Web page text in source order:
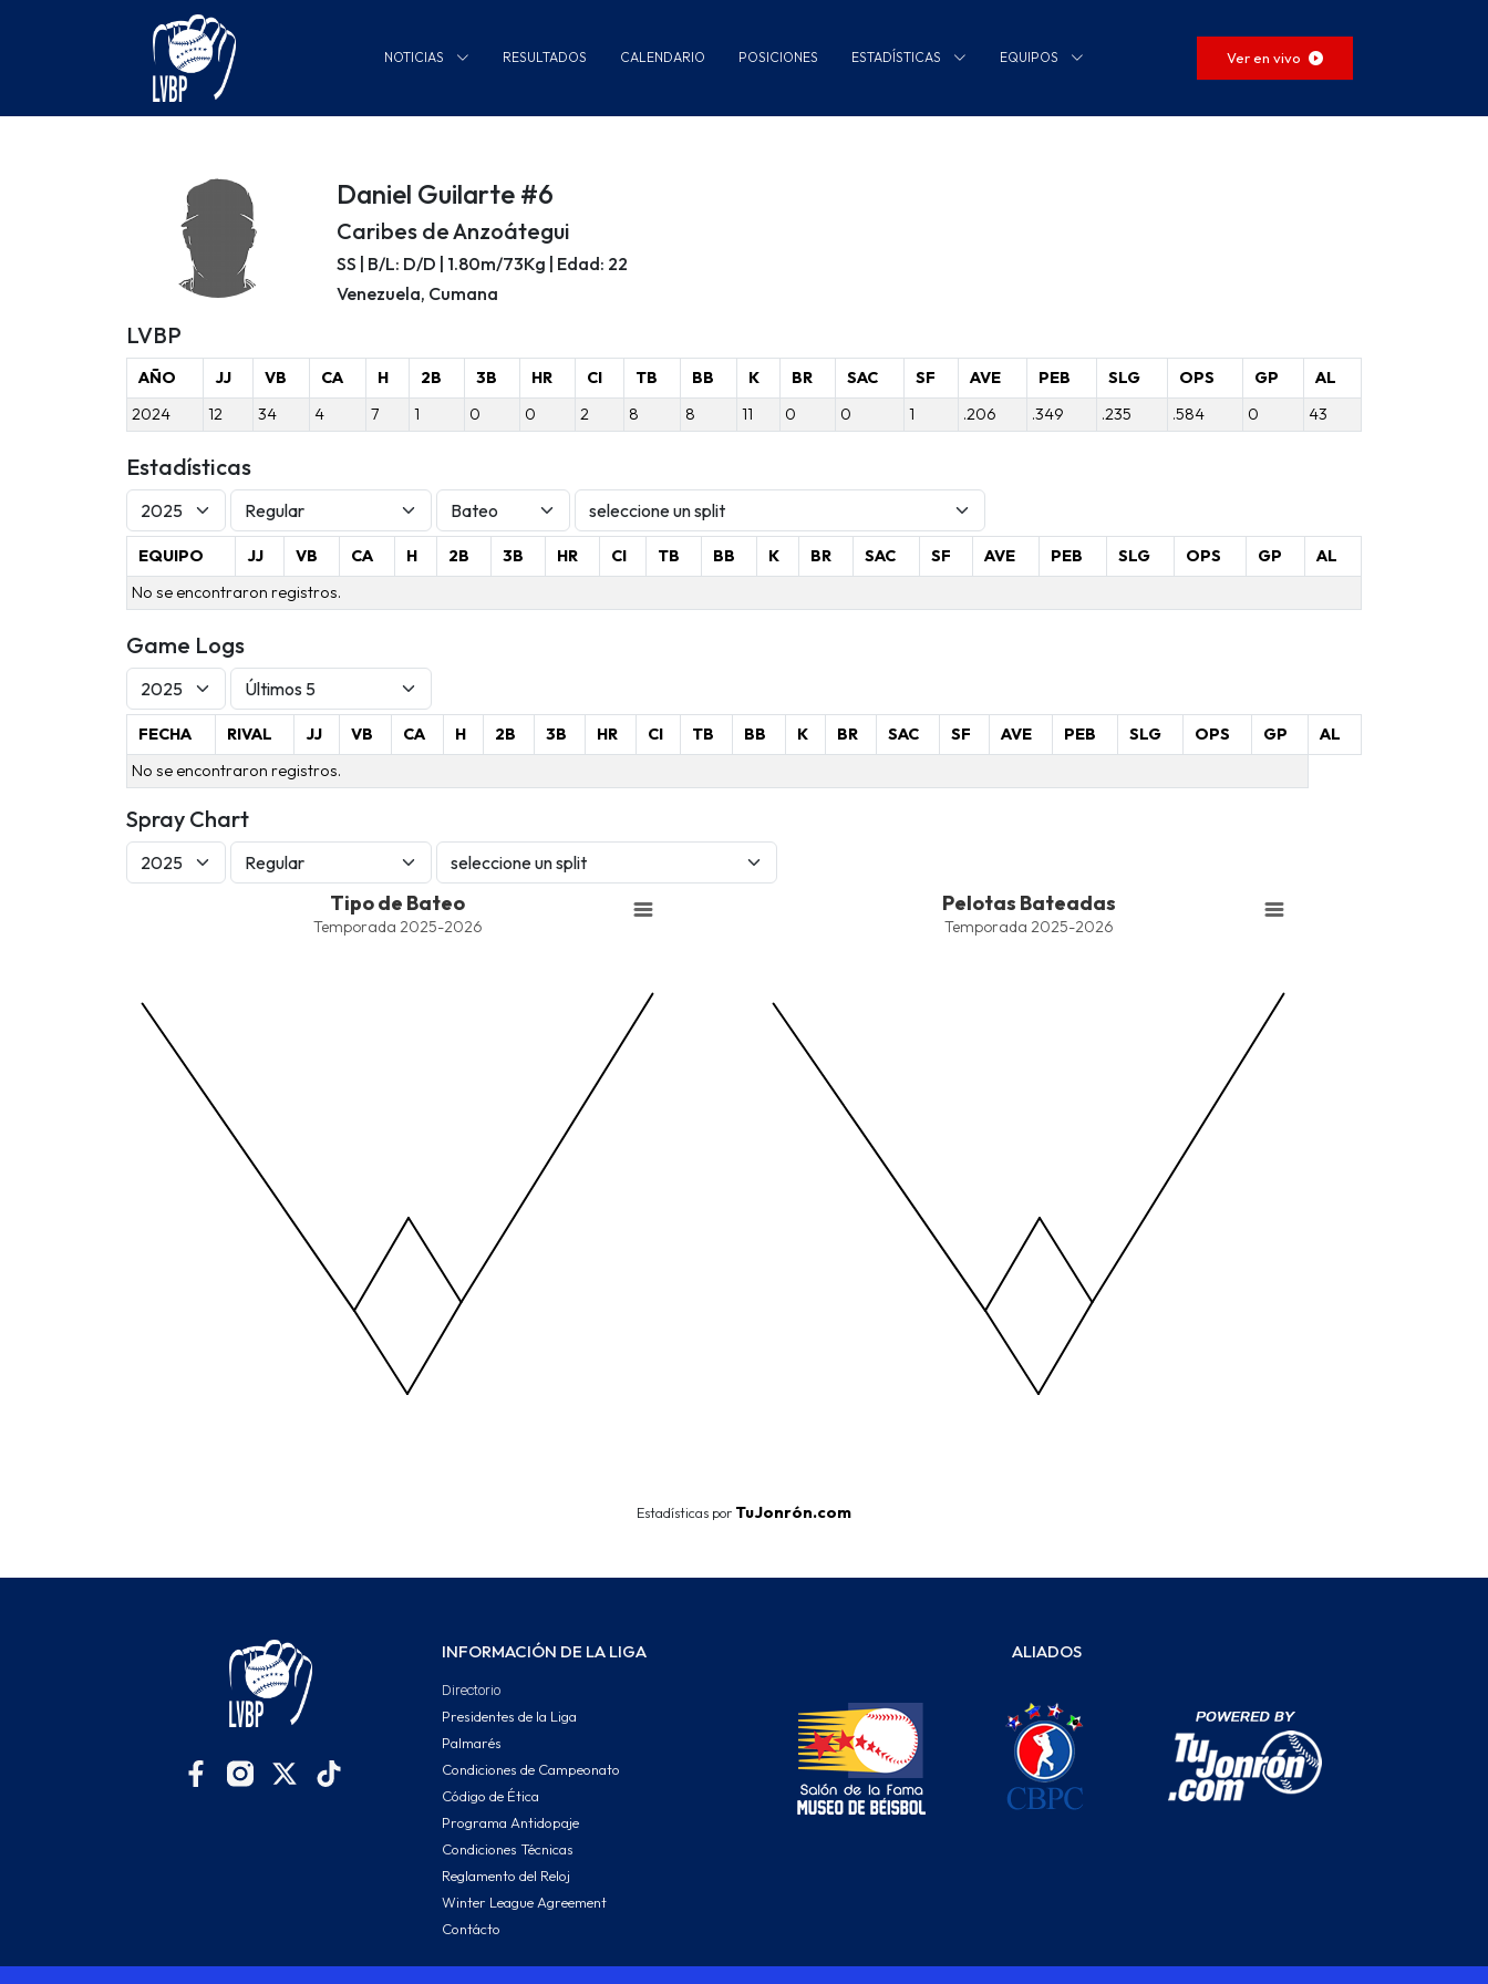
NOTICIAS RESULTADOS CALENDARIO POSICIONES ESTADÍSTICAS EQUIPOS Ver en vivo
Daniel Guilarte #6
Caribes de Anzoátegui
SS | B/L: D/D | 1.80m/73Kg | Edad: 22
Venezuela, Cumana
LVBP
AÑO JJ VB CA H 2B 3B HR CI TB BB K BR SAC SF AVE PEB SLG OPS GP
AL
2024
12 34 4 7 1 0 0 2 8 8 11 0 0 1 .206 .349 .235 .584 0 43
Estadísticas
EQUIPO JJ VB CA H 2B 3B HR CI TB BB K BR SAC SF AVE PEB SLG OPS GP
AL
No se encontraron registros.
Game Logs
FECHA RIVAL JJ VB CA H 2B 3B HR CI TB BB K BR SAC SF AVE PEB SLG OPS GP
AL
No se encontraron registros.
Spray Chart
The chart has 1 X axis displaying values. Data ranges from -2.45 to 245.
The chart has 1 Y axis displaying values. Data ranges from -206.84 to -85.
Tipo de Bateo
Temporada 2025-2026
The chart has 1 X axis displaying values. Data ranges from -2.45 to 245.
The chart has 1 Y axis displaying values. Data ranges from -206.84 to -85.
Pelotas Bateadas
Temporada 2025-2026
Estadísticas por TuJonrón.com
INFORMACIÓN DE LA LIGA
Directorio
Presidentes de la Liga
Palmarés
Condiciones de Campeonato
Código de Ética
Programa Antidopaje
Condiciones Técnicas
Reglamento del Reloj
Winter League Agreement
Contácto
ALIADOS